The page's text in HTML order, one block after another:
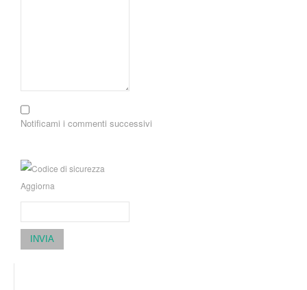
Notificami i commenti successivi
Aggiorna
INVIA